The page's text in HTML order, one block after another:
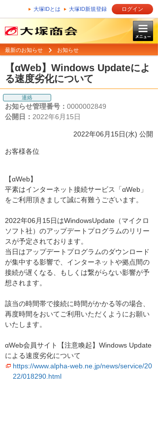
大塚IDとは 大塚ID新規登録 ログイン
最新のお知らせ お知らせ
【αWeb】Windows Updateによ
る速度劣化について
連絡
お知らせ管理番号： 0000002849
公開日： 2022年6月15日
2022年06月15日(水) 公開
お客様各位
【αWeb】
平素はインターネット接続サービス「αWeb」
をご利用頂きまして誠に有難うございます。
2022年06月15日はWindowsUpdate（マイクロ
ソフト社）のアップデートプログラムのリリー
スが予定されております。
当日はアップデートプログラムのダウンロード
が集中する影響で、インターネットや拠点間の
接続が遅くなる、もしくは繋がらない影響が予
想されます。
該当の時間帯で接続に時間がかかる等の場合、
再度時間をおいてご利用いただくようにお願い
いたします。
αWeb会員サイト【注意喚起】Windows Update
による速度劣化について
https://www.alpha-web.ne.jp/news/service/20
22/018290.html